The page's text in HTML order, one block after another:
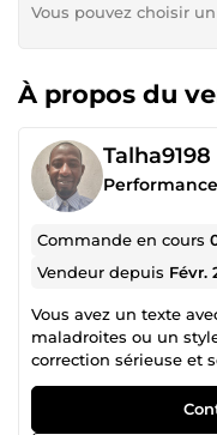
Vous pouvez choisir
À propos du
Talha9198
Performance
Commande en cours
Vendeur depuis Févr.
Vous avez un texte
maladroites ou un
correction sérieuse et